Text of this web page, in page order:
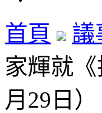
首頁 議
家輝就
月29日）